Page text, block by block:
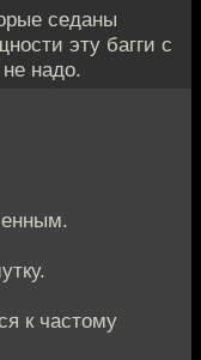
седаны
эту багги с
надо.
к частому